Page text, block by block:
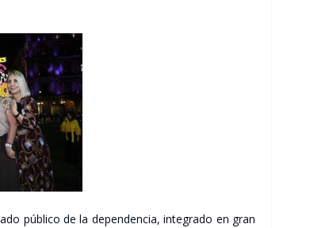
público de la dependencia, integrado en gran